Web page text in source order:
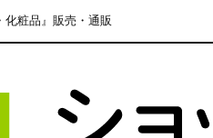
化粧品』販売・通販